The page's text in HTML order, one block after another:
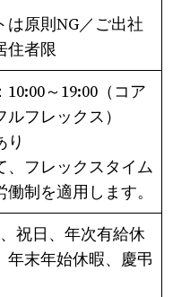
原則NG／ご出社
住者限
～19:00（コア
フレックス）
り
、フレックスタイム
制を適用します。
祝日、年次有給休
年末年始休暇、慶弔